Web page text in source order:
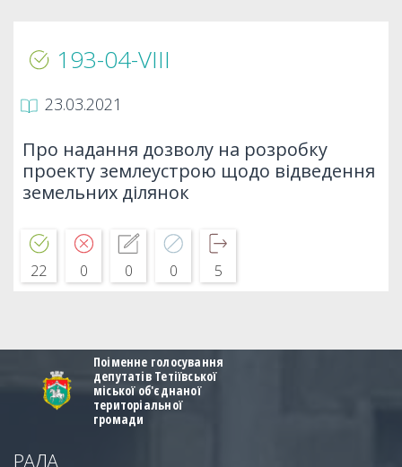
193-04-VIIІ
23.03.2021
Про надання дозволу на розробку
проекту землеустрою щодо відведення
земельних ділянок
22 0 0 0 5
Поіменне голосування
депутатів Тетіївської
міської об'єднаної
територіальної
громади
РАДА